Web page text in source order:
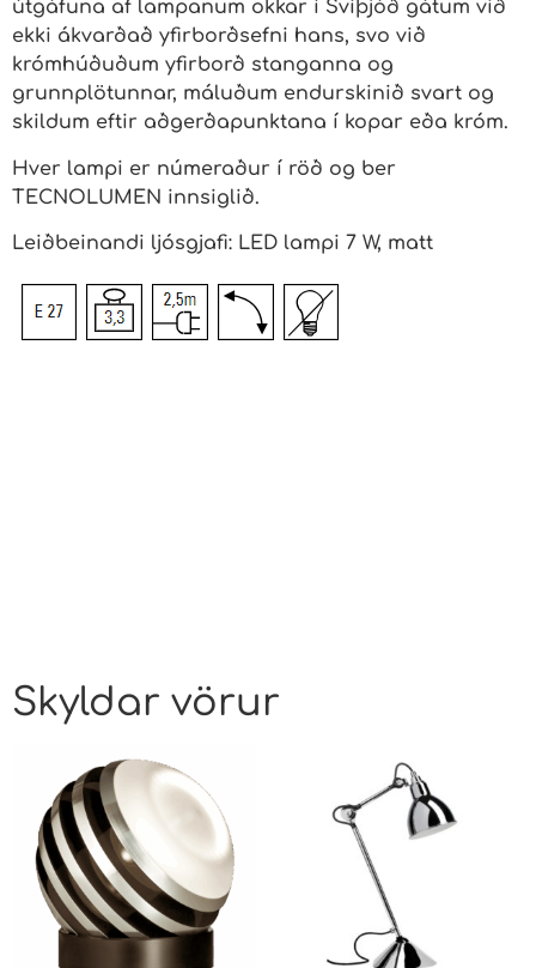
útgáfuna af lampanum okkar í Svíþjóð gátum við
ekki ákvarðað yfirborðsefni hans, svo við
krómhúðuðum yfirborð stanganna og
grunnplötunnar, máluðum endurskinið svart og
skildum eftir aðgerðapunktana í kopar eða króm.
Hver lampi er númeraður í röð og ber
TECNOLUMEN innsiglið.
Leiðbeinandi ljósgjafi: LED lampi 7 W, matt
Skyldar vörur